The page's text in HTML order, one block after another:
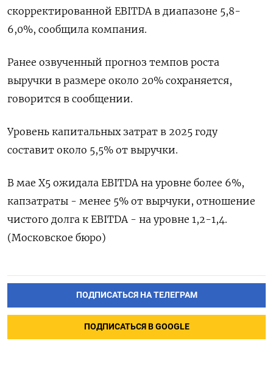
скорректированной EBITDA в диапазоне 5,8-
6,0%, сообщила компания.
Ранее озвученный прогноз темпов роста
выручки в размере около 20% сохраняется,
говорится в сообщении.
Уровень капитальных затрат в 2025 году
составит около 5,5% от выручки.
В мае X5 ожидала EBITDA на уровне более 6%,
капзатраты - менее 5% от вырчуки, отношение
чистого долга к EBITDA - на уровне 1,2-1,4.
(Московское бюро)
ПОДПИСАТЬСЯ НА ТЕЛЕГРАМ
ПОДПИСАТЬСЯ В GOOGLE